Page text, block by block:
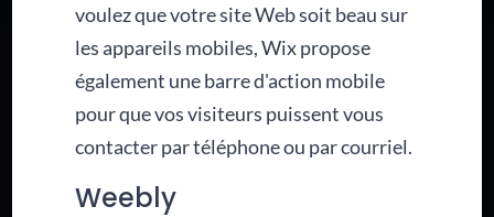
voulez que votre site Web soit beau sur
les appareils mobiles, Wix propose
également une barre d'action mobile
pour que vos visiteurs puissent vous
contacter par téléphone ou par courriel.
Weebly